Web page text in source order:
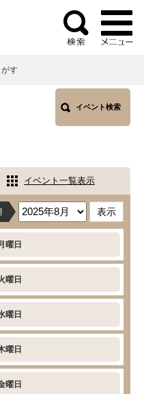
検
索
す
イベント検索
イベント一覧表示
曜日
曜日
曜日
曜日
曜日